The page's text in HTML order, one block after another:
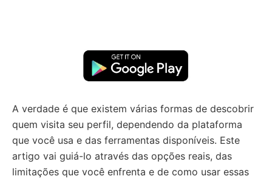
A verdade é que existem várias formas de descobrir
quem visita seu perfil, dependendo da plataforma
que você usa e das ferramentas disponíveis. Este
artigo vai guiá-lo através das opções reais, das
limitações que você enfrenta e de como usar essas